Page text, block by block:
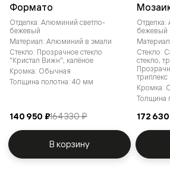
Формато
Отделка: Алюминий светло-
бежевый
Материал: Алюминий в эмали
Стекло: Прозрачное стекло
"Кристал Вижн", калёное
Кромка: Обычная
Толщина полотна: 40 мм
140 950 ₽164 330 ₽
В корзину
Отделка:
бежевый
Стекло:
стекло,
триплекс
Кромка:
Толщина
172